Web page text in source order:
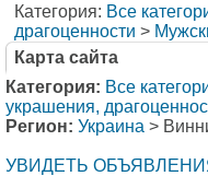
Категория: Все
драгоценности >
Карта сайта
Категория: Все
украшения,
Регион: Украина >
УВИДЕТЬ